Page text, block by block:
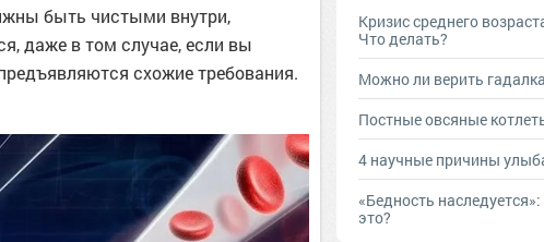
быть чистыми внутри,
даже в том случае, если вы
схожие требования.
Кризис среднего
Что делать?
Можно ли верить
Постные овсяные
4 научные причины
«Бедность
это?